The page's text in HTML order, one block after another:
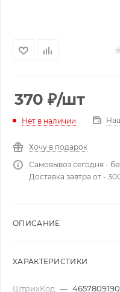
370 ₽/шт
Нет в наличии
Хочу в подарок
Самовывоз сегодня -
Доставка завтра от -
ОПИСАНИЕ
ХАРАКТЕРИСТИКИ
ШтрихКод —